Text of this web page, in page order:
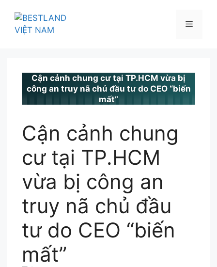
Menu
BESTLAND.VN•TIN TỨC
Cận cảnh chung cư tại TP.HCM vừa bị
công an truy nã chủ đầu tư do CEO “biến
mất”
Cận cảnh chung
cư tại TP.HCM
vừa bị công an
truy nã chủ đầu
tư do CEO “biến
mất”